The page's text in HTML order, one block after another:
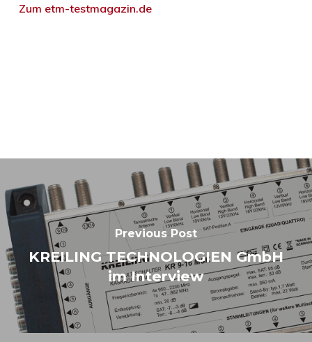
Zum etm-testmagazin.de
Previous Post
KREILING TECHNOLOGIEN GmbH
im Interview